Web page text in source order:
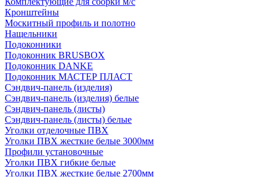
Кронштейны
Москитный профиль и полотно
Нащельники
Подоконники
Подоконник BRUSBOX
Подоконник DANKE
Подоконник МАСТЕР ПЛАСТ
Сэндвич-панель (изделия)
Сэндвич-панель (изделия) белые
Сэндвич-панель (листы)
Сэндвич-панель (листы) белые
Уголки отделочные ПВХ
Уголки ПВХ жесткие белые 3000мм
Профили установочные
Уголки ПВХ гибкие белые
Уголки ПВХ жесткие белые 2700мм